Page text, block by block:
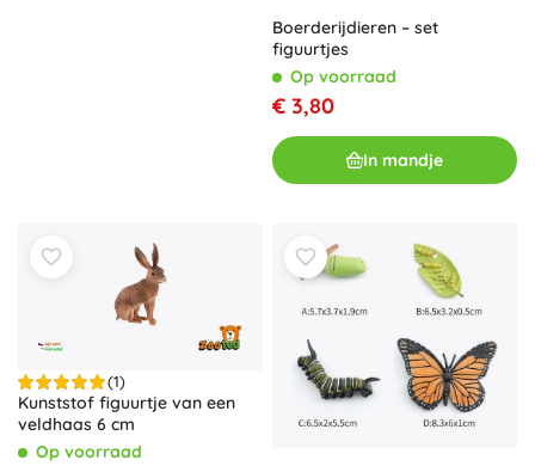
Boerderijdieren – set
figuurtjes
Op voorraad
€ 3,80
In mandje
(1)
Kunststof figuurtje van een
veldhaas 6 cm
Op voorraad